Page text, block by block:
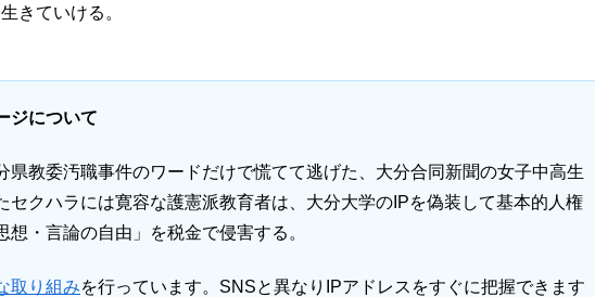
きていける。
ジについて
県教委汚職事件のワードだけで慌てて逃げた、大分合同新聞の女子中高生
セクハラには寛容な護憲派教育者は、大分大学のIPを偽装して基本的人権
・言論の自由」を税金で侵害する。
取り組みを行っています。SNSと異なりIPアドレスをすぐに把握できます